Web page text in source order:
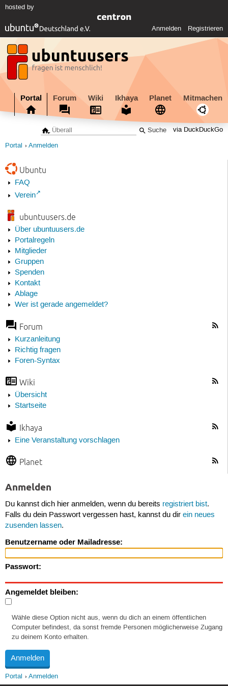
hosted by
Anmelden Registrieren
Portal Forum Wiki Ikhaya Planet Mitmachen
via DuckDuckGo
Portal Anmelden
Ubuntu
FAQ
Verein
ubuntuusers.de
Über ubuntuusers.de
Portalregeln
Mitglieder
Gruppen
Spenden
Kontakt
Ablage
Wer ist gerade angemeldet?
Forum
Kurzanleitung
Richtig fragen
Foren-Syntax
Wiki
Übersicht
Startseite
Ikhaya
Eine Veranstaltung vorschlagen
Planet
Anmelden
Du kannst dich hier anmelden, wenn du bereits registriert bist.
Falls du dein Passwort vergessen hast, kannst du dir ein neues
zusenden lassen.
Benutzername oder Mailadresse:
Passwort:
Angemeldet bleiben:
Wähle diese Option nicht aus, wenn du dich an einem öffentlichen
Computer befindest, da sonst fremde Personen möglicherweise Zugang
zu deinem Konto erhalten.
Portal Anmelden